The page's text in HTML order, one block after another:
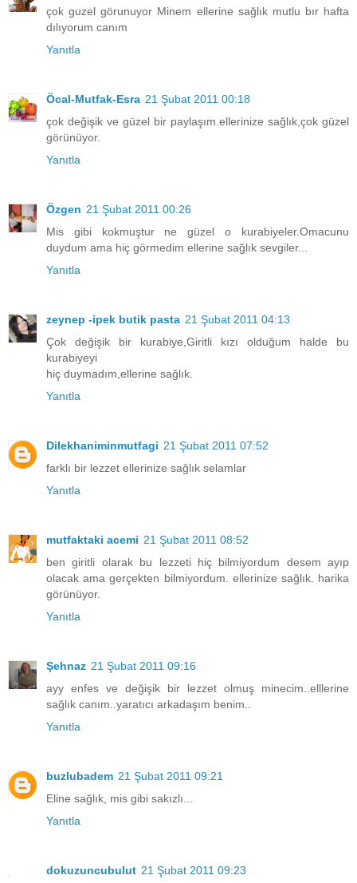
çok guzel görunuyor Minem ellerine sağlık mutlu bır hafta
dılıyorum canım
Yanıtla
Öcal-Mutfak-Esra 21 Şubat 2011 00:18
çok değişik ve güzel bir paylaşım.ellerinize sağlık,çok güzel
görünüyor.
Yanıtla
Özgen 21 Şubat 2011 00:26
Mis gibi kokmuştur ne güzel o kurabiyeler.Omacunu
duydum ama hiç görmedim ellerine sağlık sevgiler...
Yanıtla
zeynep -ipek butik pasta 21 Şubat 2011 04:13
Çok değişik bir kurabiye,Giritli kızı olduğum halde bu
kurabiyeyi
hiç duymadım,ellerine sağlık.
Yanıtla
Dilekhaniminmutfagi 21 Şubat 2011 07:52
farklı bir lezzet ellerinize sağlık selamlar
Yanıtla
mutfaktaki acemi 21 Şubat 2011 08:52
ben giritli olarak bu lezzeti hiç bilmiyordum desem ayıp
olacak ama gerçekten bilmiyordum. ellerinize sağlık. harika
görünüyor.
Yanıtla
Şehnaz 21 Şubat 2011 09:16
ayy enfes ve değişik bir lezzet olmuş minecim..elllerine
sağlık canım..yaratıcı arkadaşım benim..
Yanıtla
buzlubadem 21 Şubat 2011 09:21
Eline sağlık, mis gibi sakızlı...
Yanıtla
dokuzuncubulut 21 Şubat 2011 09:23